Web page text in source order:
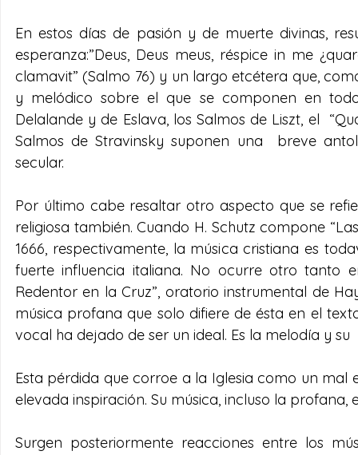
En estos días de pasión y de muerte divinas,
esperanza:”Deus, Deus meus, réspice in me
clamavit” (Salmo 76) y un largo etcétera que,
y melódico sobre el que se componen en
Delalande y de Eslava, los Salmos de Liszt, el
Salmos de Stravinsky suponen una  breve
secular.
Por último cabe resaltar otro aspecto que se
religiosa también. Cuando H. Schutz compone
1666, respectivamente, la música cristiana es
fuerte influencia italiana. No ocurre otro
Redentor en la Cruz”, oratorio instrumental de
música profana que solo difiere de ésta en el
vocal ha dejado de ser un ideal. Es la melodía y
Esta pérdida que corroe a la Iglesia como un
elevada inspiración. Su música, incluso la profana,
Surgen posteriormente reacciones entre los